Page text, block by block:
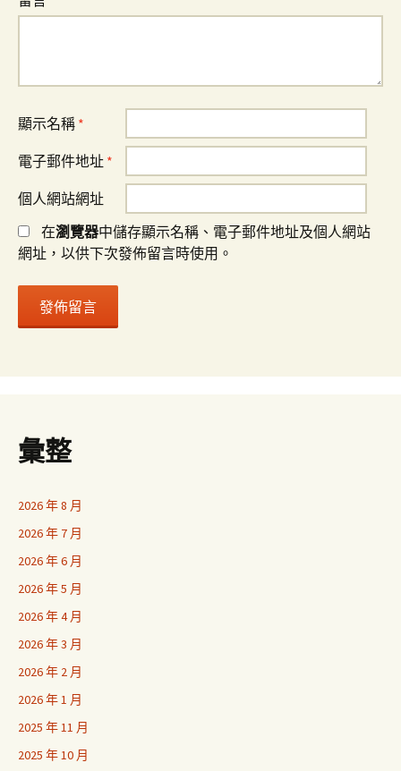
顯示名稱 *
電子郵件地址 *
個人網站網址
在瀏覽器中儲存顯示名稱、電子郵件地址及個人網站
網址，以供下次發佈留言時使用。
彙整
2026 年 8 月
2026 年 7 月
2026 年 6 月
2026 年 5 月
2026 年 4 月
2026 年 3 月
2026 年 2 月
2026 年 1 月
2025 年 11 月
2025 年 10 月